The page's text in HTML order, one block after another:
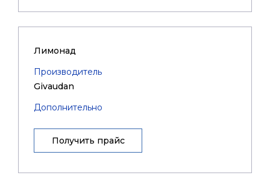
Лимонад
Производитель
Givaudan
Дополнительно
Получить прайс